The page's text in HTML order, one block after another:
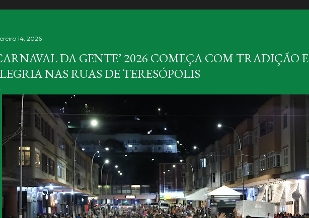
14, 2026
DA GENTE’ 2026 COMEÇA COM TRADIÇÃO E
NAS RUAS DE TERESÓPOLIS